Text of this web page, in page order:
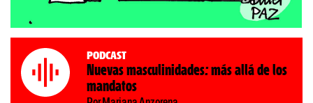
Podcast
Nuevas masculinidades: más allá de los
mandatos